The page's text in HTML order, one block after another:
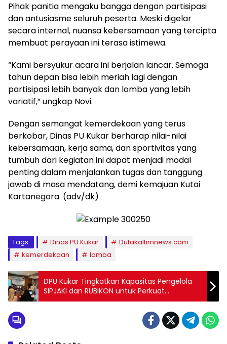
Pihak panitia mengaku bangga dengan partisipasi
dan antusiasme seluruh peserta. Meski digelar
secara internal, nuansa kebersamaan yang tercipta
membuat perayaan ini terasa istimewa.
“Kami bersyukur acara ini berjalan lancar. Semoga
tahun depan bisa lebih meriah lagi dengan
partisipasi lebih banyak dan lomba yang lebih
variatif,” ungkap Novi.
Dengan semangat kemerdekaan yang terus
berkobar, Dinas PU Kukar berharap nilai-nilai
kebersamaan, kerja sama, dan sportivitas yang
tumbuh dari kegiatan ini dapat menjadi modal
penting dalam menjalankan tugas dan tanggung
jawab di masa mendatang, demi kemajuan Kutai
Kartanegara. (adv/dk)
Tags: Dinas PU Kukar
Dutakaltimnews.com
kemerdekaan
lomba
DPU Kukar Tingkatkan Kapasitas Pengelola
SIPJAKI dan RUBIKON untuk Perkuat
Pengelolaan Data Jasa Konstruksi